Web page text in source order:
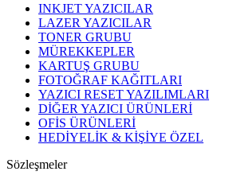
INKJET YAZICILAR
LAZER YAZICILAR
TONER GRUBU
MÜREKKEPLER
KARTUŞ GRUBU
FOTOĞRAF KAĞITLARI
YAZICI RESET YAZILIMLARI
DİĞER YAZICI ÜRÜNLERİ
OFİS ÜRÜNLERİ
HEDİYELİK & KİŞİYE ÖZEL
Sözleşmeler